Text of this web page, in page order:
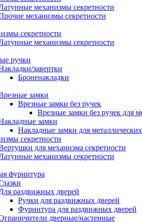
механизмы секретности
механизмы секретности
секретности
механизмы секретности
ручки
завертки
Броненакладки
замки
Врезные замки без ручек
Врезные замки без ручек для
замки
Накладные замки для
секретности
для механизма секретности
механизмы секретности
фурнитура
раздвижных дверей
Ручки для раздвижных дверей
Фурнитура для раздвижных дверей
дверные/настенные